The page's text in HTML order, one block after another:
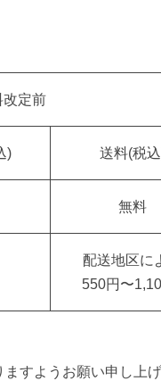
改定前
) 送料(税
無料
配送地区に
550円〜
すようお願い申し上げ